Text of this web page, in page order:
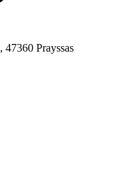
, 47360 Prayssas